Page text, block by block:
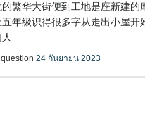
繁华大街便到工地是座新建
年级识得很多字从走出小屋
24 กันยายน 2023